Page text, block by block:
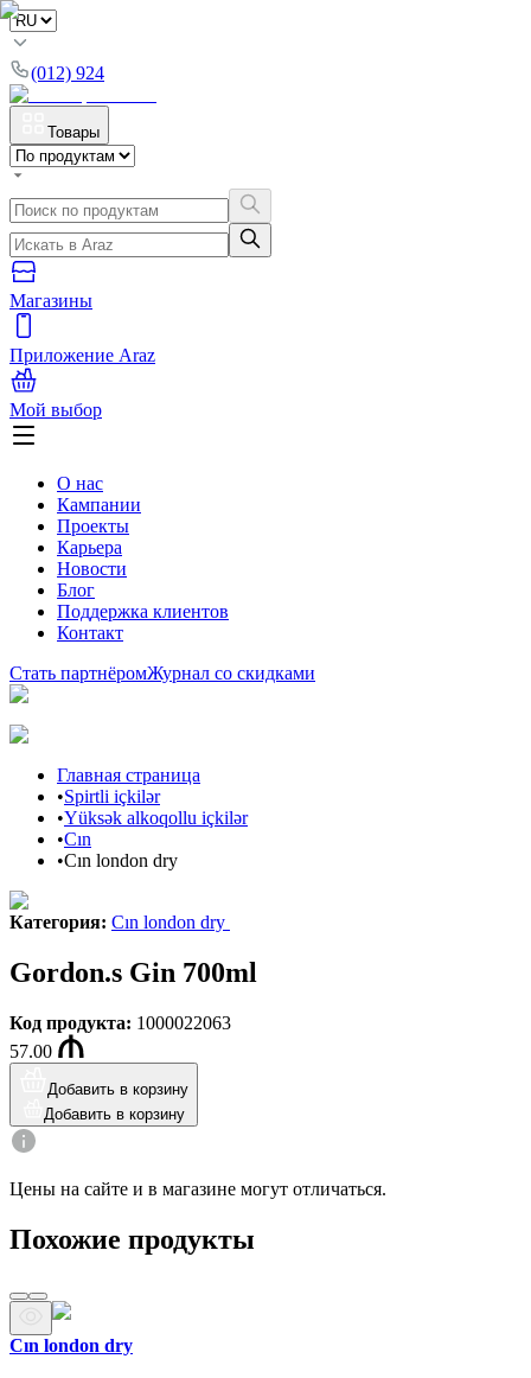
(012) 924
Товары
Магазины
Приложение Araz
Мой выбор
О нас
Кампании
Проекты
Карьера
Новости
Блог
Поддержка клиентов
Контакт
Стать партнёромЖурнал со скидками
Главная страница
•Spirtli içkilər
•Yüksək alkoqollu içkilər
•Cın
•Cın london dry
Категория: Cın london dry
Gordon.s Gin 700ml
Код продукта: 1000022063
57.00
Добавить в корзину
Добавить в корзину
Цены на сайте и в магазине могут отличаться.
Похожие продукты
Cın london dry